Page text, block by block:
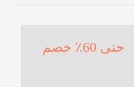
حتى 60٪ خصم